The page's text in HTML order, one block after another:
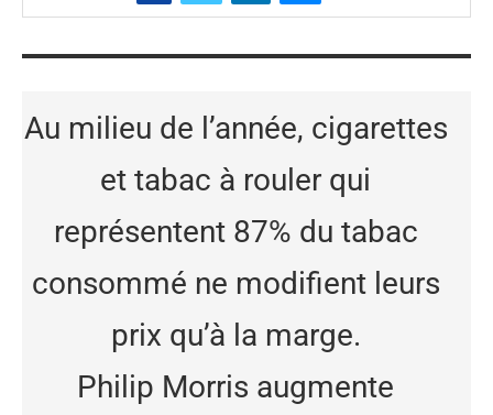
Au milieu de l’année, cigarettes
et tabac à rouler qui
représentent 87% du tabac
consommé ne modifient leurs
prix qu’à la marge.
Philip Morris augmente